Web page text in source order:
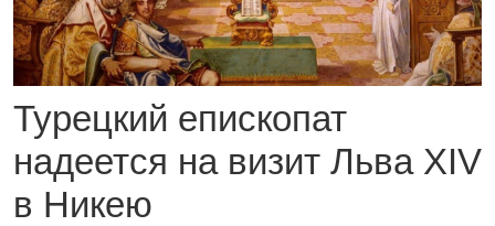
Турецкий епископат
надеется на визит Льва XIV
в Никею